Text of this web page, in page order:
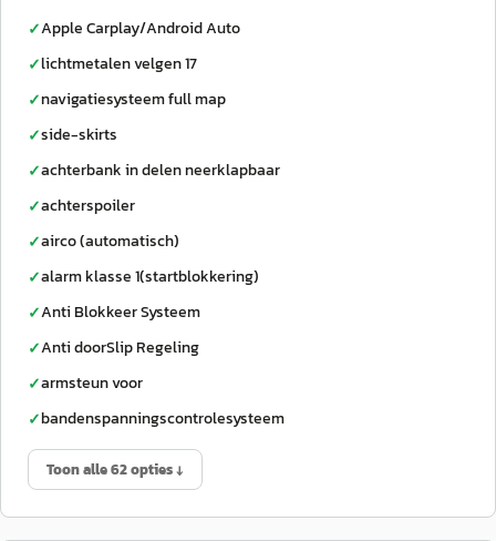
✓Apple Carplay/Android Auto
✓lichtmetalen velgen 17
✓navigatiesysteem full map
✓side-skirts
✓achterbank in delen neerklapbaar
✓achterspoiler
✓airco (automatisch)
✓alarm klasse 1(startblokkering)
✓Anti Blokkeer Systeem
✓Anti doorSlip Regeling
✓armsteun voor
✓bandenspanningscontrolesysteem
Toon alle 62 opties ↓